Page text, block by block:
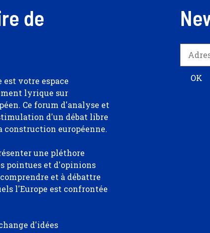
de
est votre espace
lyrique sur
Ce forum d'analyse et
d'un débat libre
européenne.
une pléthore
pointues et d'opinions
et à débattre
l'Europe est confrontée
d'idées